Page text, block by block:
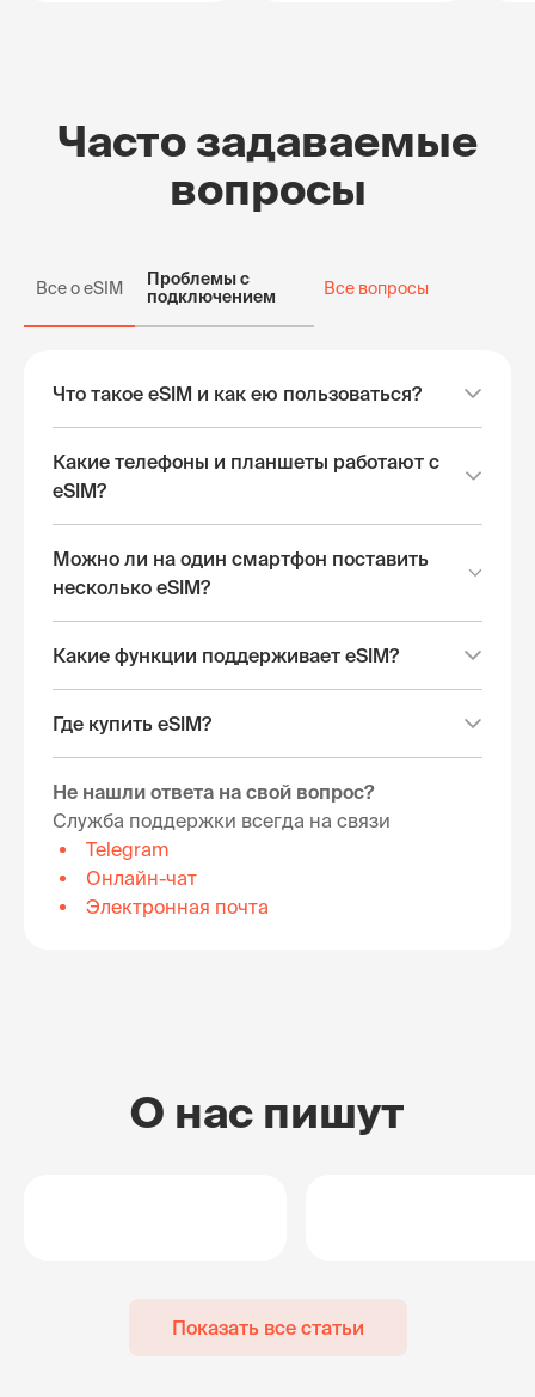
Часто задаваемые
вопросы
Все о eSIM
Проблемы с
подключением
Все вопросы
Что такое eSIM и как ею пользоваться?
Какие телефоны и планшеты работают с
eSIM?
Можно ли на один смартфон поставить
несколько eSIM?
Какие функции поддерживает eSIM?
Где купить eSIM?
Не нашли ответа на свой вопрос?
Служба поддержки всегда на связи
Telegram
Онлайн-чат
Электронная почта
О нас пишут
Показать все статьи